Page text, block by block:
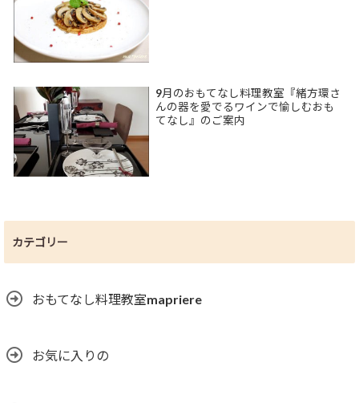
9月のおもてなし料理教室『緒方環さ
んの器を愛でるワインで愉しむおも
てなし』のご案内
カテゴリー
おもてなし料理教室mapriere
お気に入りの